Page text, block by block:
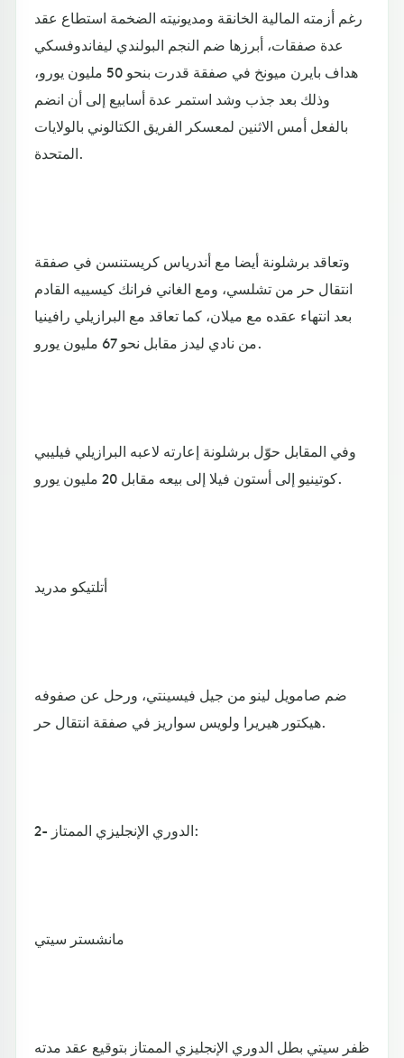
رغم أزمته المالية الخانقة ومديونيته الضخمة استطاع عقد
عدة صفقات، أبرزها ضم النجم البولندي ليفاندوفسكي
هداف بايرن ميونخ في صفقة قدرت بنحو 50 مليون يورو،
وذلك بعد جذب وشد استمر عدة أسابيع إلى أن انضم
بالفعل أمس الاثنين لمعسكر الفريق الكتالوني بالولايات
المتحدة.
وتعاقد برشلونة أيضا مع أندرياس كريستنسن في صفقة
انتقال حر من تشلسي، ومع الغاني فرانك كيسييه القادم
بعد انتهاء عقده مع ميلان، كما تعاقد مع البرازيلي رافينيا
من نادي ليدز مقابل نحو 67 مليون يورو.
وفي المقابل حوّل برشلونة إعارته لاعبه البرازيلي فيليبي
كوتينيو إلى أستون فيلا إلى بيعه مقابل 20 مليون يورو.
أتلتيكو مدريد
ضم صامويل لينو من جيل فيسينتي، ورحل عن صفوفه
هيكتور هيريرا ولويس سواريز في صفقة انتقال حر.
2- الدوري الإنجليزي الممتاز:
مانشستر سيتي
ظفر سيتي بطل الدوري الإنجليزي الممتاز بتوقيع عقد مدته